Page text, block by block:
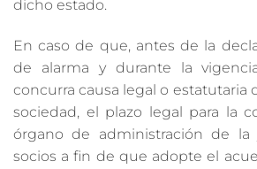
dicho estado.
En caso de que, antes de la
de alarma y durante la
concurra causa legal o estatutaria
sociedad, el plazo legal para la
órgano de administración de
socios a fin de que adopte el